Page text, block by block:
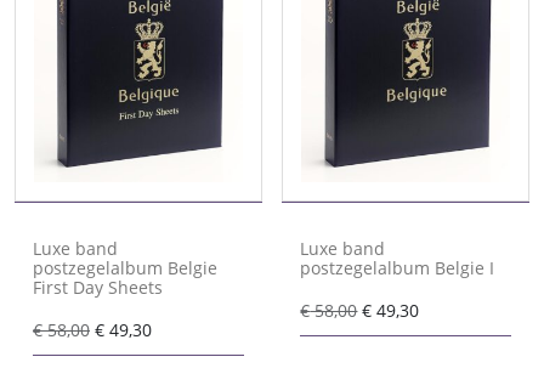
Luxe band
postzegelalbum Belgie
First Day Sheets
€58,00 Oorspronkelijke
prijs
€ 49,30Huidige
prijs
Luxe band
postzegelalbum Belgie I
€58,00Oorspronkelijke
prijs
€ 49,30Huidige
prijs